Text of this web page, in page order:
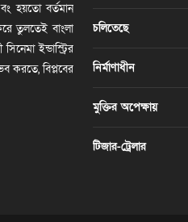
হয়তো বর্তমান
তুলতেই বাংলা
ইন্ডাস্ট্রির
করতে, বিপ্লবের
চলিতেছে
নির্মাণাধীন
মুক্তির অপেক্ষায়
টিজার-ট্রেলার